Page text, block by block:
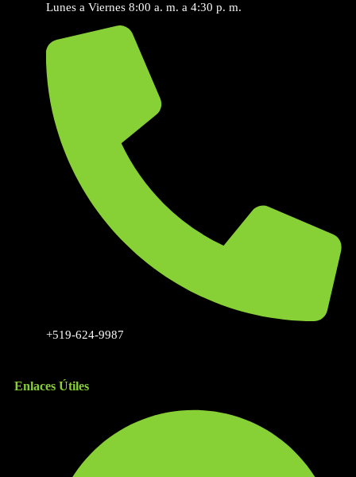
Lunes a Viernes 8:00 a. m. a 4:30 p. m.
+519-624-9987
Enlaces Útiles